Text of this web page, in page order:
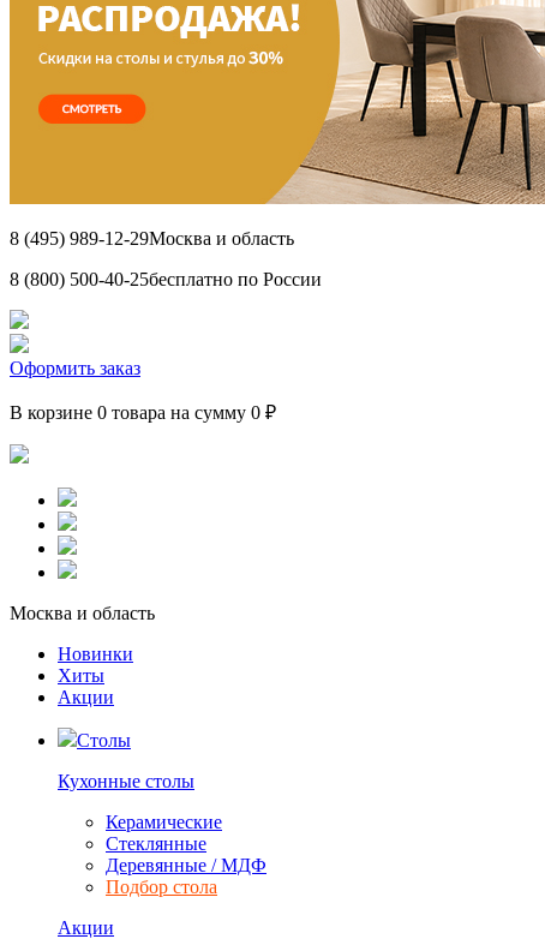
8 (495) 989-12-29Москва и область
8 (800) 500-40-25бесплатно по России
Оформить заказ
В корзине 0 товара на сумму 0 ₽
Москва и область
Новинки
Хиты
Акции
Столы
Кухонные столы
Керамические
Стеклянные
Деревянные / МДФ
Подбор стола
Акции